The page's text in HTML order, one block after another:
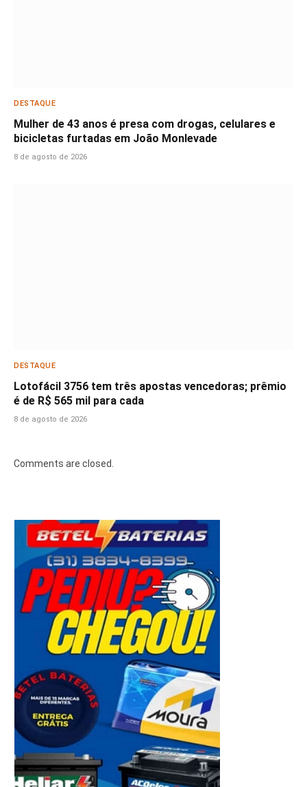
DESTAQUE
Mulher de 43 anos é presa com drogas, celulares e
bicicletas furtadas em João Monlevade
8 de agosto de 2026
DESTAQUE
Lotofácil 3756 tem três apostas vencedoras; prêmio
é de R$ 565 mil para cada
8 de agosto de 2026
Comments are closed.